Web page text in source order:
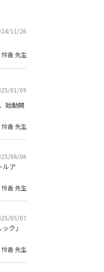
11/26
怜香 先生
01/09
始動開
怜香 先生
06/06
ルア
怜香 先生
05/07
ク」
怜香 先生